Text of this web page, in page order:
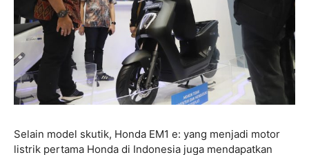
Selain model skutik, Honda EM1 e: yang menjadi motor
listrik pertama Honda di Indonesia juga mendapatkan